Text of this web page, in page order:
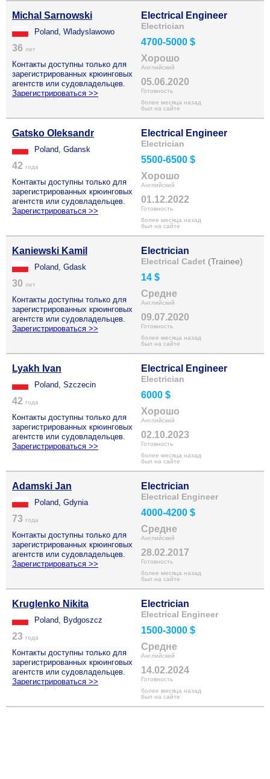
Michal Sarnowski
Poland, Wladyslawowo
36 лет
Контакты доступны только для
зарегистрированных крюинговых
агентств или судовладельцев.
Зарегистрироваться >>
Electrical Engineer
Electrician
4700-5000 $
Хорошо
Английский
05.06.2020
Готовность
более месяца назад
был на сайте
Gatsko Oleksandr
Poland, Gdansk
42 года
Контакты доступны только для
зарегистрированных крюинговых
агентств или судовладельцев.
Зарегистрироваться >>
Electrical Engineer
Electrician
5500-6500 $
Хорошо
Английский
01.12.2022
Готовность
более месяца назад
был на сайте
Kaniewski Kamil
Poland, Gdask
30 лет
Контакты доступны только для
зарегистрированных крюинговых
агентств или судовладельцев.
Зарегистрироваться >>
Electrician
Electrical Cadet (Trainee)
14 $
Средне
Английский
09.07.2020
Готовность
более месяца назад
был на сайте
Lyakh Ivan
Poland, Szczecin
42 года
Контакты доступны только для
зарегистрированных крюинговых
агентств или судовладельцев.
Зарегистрироваться >>
Electrical Engineer
Electrician
6000 $
Хорошо
Английский
02.10.2023
Готовность
более месяца назад
был на сайте
Adamski Jan
Poland, Gdynia
73 года
Контакты доступны только для
зарегистрированных крюинговых
агентств или судовладельцев.
Зарегистрироваться >>
Electrician
Electrical Engineer
4000-4200 $
Средне
Английский
28.02.2017
Готовность
более месяца назад
был на сайте
Kruglenko Nikita
Poland, Bydgoszcz
23 года
Контакты доступны только для
зарегистрированных крюинговых
агентств или судовладельцев.
Зарегистрироваться >>
Electrician
Electrical Engineer
1500-3000 $
Средне
Английский
14.02.2024
Готовность
более месяца назад
был на сайте